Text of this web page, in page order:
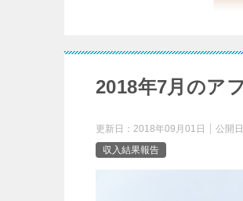
2018年7月のア
更新日： 2018年09月01日 公開日
収入結果報告